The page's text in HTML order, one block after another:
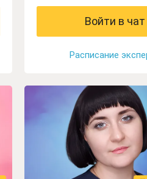
Войти в чат
Расписание